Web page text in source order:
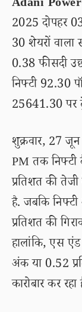
Adani
2025 दोपहर
30 शेयरों
0.38 फीसदी
निफ्टी 92.30
25641.30 पर
शुक्रवार, 27
PM तक
प्रतिशत की
है. जबकि
प्रतिशत की
हालांकि, एस
अंक या 0.52
कारोबार कर रहा